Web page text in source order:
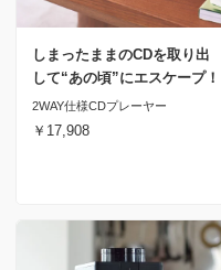
しまったままのCDを取り出
して“あの頃”にエスケープ！
2WAY仕様CDプレーヤー
￥17,908